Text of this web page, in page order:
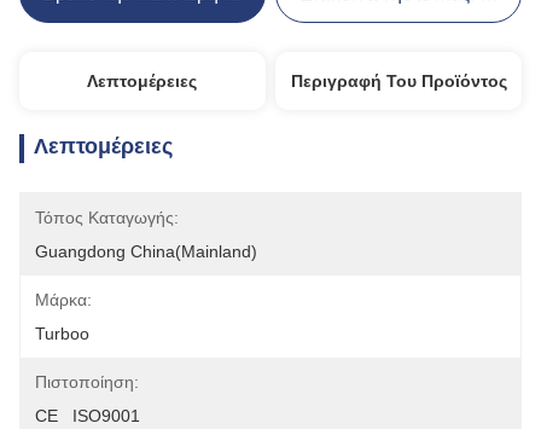
Λεπτομέρειες Περιγραφή Του Προϊόντος
Λεπτομέρειες
Τόπος Καταγωγής:
Guangdong China(Mainland)
Μάρκα:
Turboo
Πιστοποίηση:
CE   ISO9001